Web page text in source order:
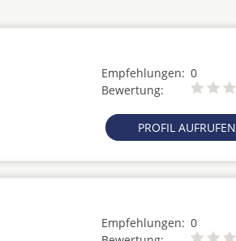
Empfehlungen: 0
Bewertung:
PROFIL AUFRUFEN
Empfehlungen: 0